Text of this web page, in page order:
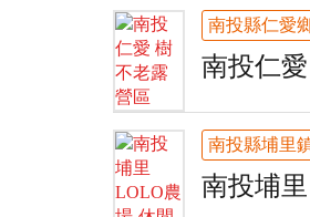
南投縣仁愛
南投仁
南投縣埔里
南投埔